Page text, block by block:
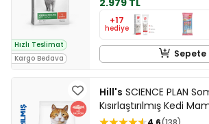
Hızlı Teslimat
Kargo Bedava
+17
hediye
Sepete
Hill's SCIENCE PLAN
Kısırlaştırılmış Kedi